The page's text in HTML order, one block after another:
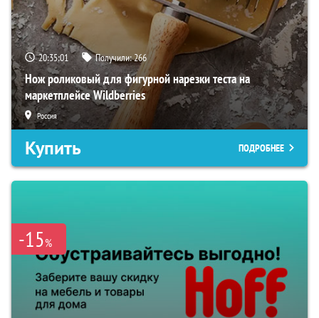
20:35:00 Получили:266
Нож роликовый для фигурной нарезки теста на
маркетплейсе Wildberries
Россия
Купить ПОДРОБНЕЕ
-15%